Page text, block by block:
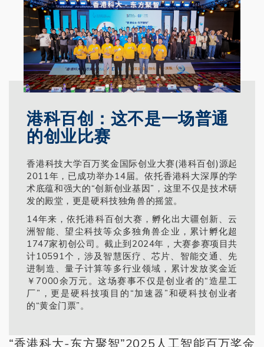
港科百创：这不是一场普通
的创业比赛
香港科技大学百万奖金国际创业大赛(港科百创)源起
2011年，已成功举办14届。依托香港科大深厚的学
术底蕴和强大的“创新创业基因”，这里不仅是技术研
发的殿堂，更是硬科技独角兽的摇篮。
14年来，依托港科百创大赛，孵化出大疆创新、云
洲智能、望尘科技等众多独角兽企业，累计孵化超
1747家初创公司。截止到2024年，大赛参赛项目共
计10591个，涉及智慧医疗、芯片、智能交通、先
进制造、量子计算等多行业领域，累计发放奖金近
￥7000余万元。这场赛事不仅是创业者的“造星工
厂”，更是硬科技项目的“加速器”和硬科技创业者
的“黄金门票”。
“香港科大-东方聚智”2025人工智能百万奖金